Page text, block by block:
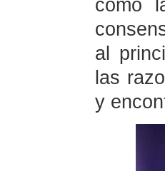
como
al
las
y